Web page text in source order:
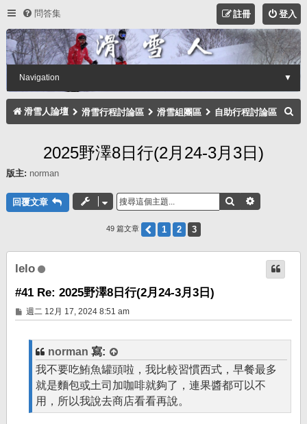
問答集 登入
註冊
Navigation ▼
滑雪人論壇 滑雪行程討論區 滑雪組團區 自助行程討論區
2025野澤8日行(2月24-3月3日)
版主: norman
回覆文章 搜尋
49 篇文章 上一頁
1 2 3
lelo
#41 Re: 2025野澤8日行(2月24-3月3日)
文
章
週二 12月 17, 2024 8:51 am
norman 寫:
我不要吃鮪魚罐頭啦，我比較習慣西式，早餐最多
就是麵包或土司加咖啡就夠了，連果醬都可以不
用，所以我說去商店看看再說。